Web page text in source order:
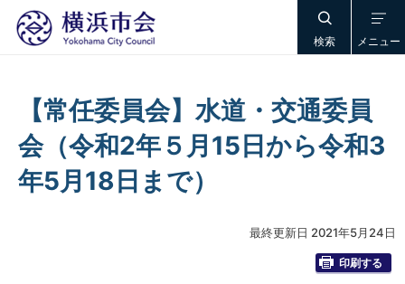
検索 メニュー
【常任委員会】水道・交通委員
会（令和2年５月15日から令和3
年5月18日まで）
最終更新日 2021年5月24日
印刷する